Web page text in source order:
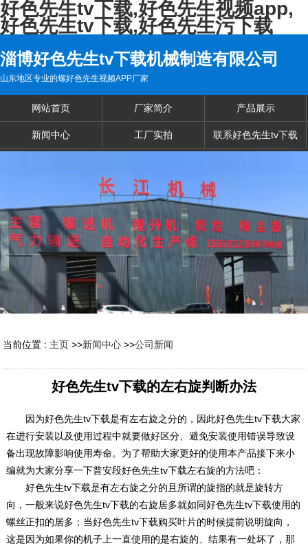
好色先生tv下载,好色先生视频app,
好色先生tv下载,好色先生污下载
淄博好色先生tv下载机械制造有限公司
山东地区专业的螺好色先生视频APP厂家
网站首页 厂家简介 产品展示
新闻中心 工厂实拍 联系好色先生tv下载
当前位置 : 主页 >>新闻中心 >>公司新闻
好色先生tv下载的左右旋判断办法
因为好色先生tv下载是有左右旋之分的，因此好色先生tv下载大家
在进行安装以及使用过程中就要做好区分、避免安装使用错误导致设
备出现故障影响使用寿命。为了帮助大家更好的使用本产品接下来小
编就为大家分享一下普安段好色先生tv下载左右旋的方法吧：
好色先生tv下载是有左右旋之分的且所谓的旋指的就是旋转方
向，一般来说好色先生tv下载的右旋居多就如同好色先生tv下载使用的
螺丝正扣的居多；当好色先生tv下载购买叶片的时候提前说明旋向，
这是因为如果你的机子上一直使用的是右旋的、结果有一处坏了，那